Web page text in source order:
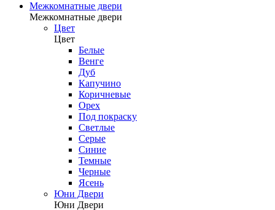
Межкомнатные двери
Межкомнатные двери
Цвет
Цвет
Белые
Венге
Дуб
Капучино
Коричневые
Орех
Под покраску
Светлые
Серые
Синие
Темные
Черные
Ясень
Юни Двери
Юни Двери